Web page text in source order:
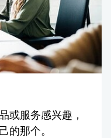
或服务感兴趣，
的那个。